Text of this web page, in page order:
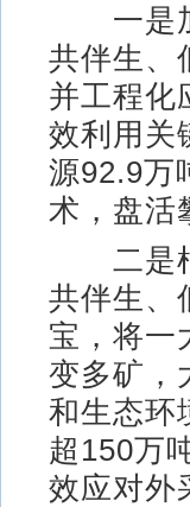
一是加
共伴生、
并工程化
效利用关
源92.9万
术，盘活
二是根
共伴生、
宝，将一
变多矿，
和生态环
超150万
效应对外